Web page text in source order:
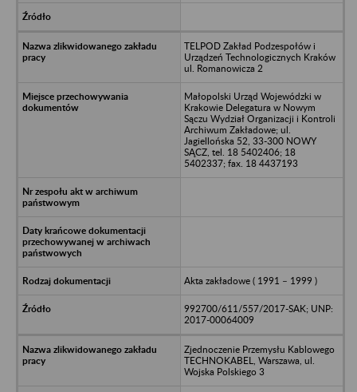
TELPOD Zakład Podzespołów i
Urządzeń Technologicznych Kraków
ul. Romanowicza 2
Małopolski Urząd Wojewódzki w
Krakowie Delegatura w Nowym
Sączu Wydział Organizacji i Kontroli
Archiwum Zakładowe; ul.
Jagiellońska 52, 33-300 NOWY
SĄCZ, tel. 18 5402406; 18
5402337; fax. 18 4437193
Akta zakładowe ( 1991 – 1999 )
992700/611/557/2017-SAK; UNP:
2017-00064009
Zjednoczenie Przemysłu Kablowego
TECHNOKABEL, Warszawa, ul.
Wojska Polskiego 3